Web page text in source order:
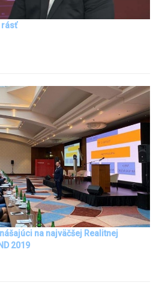
rásť
na najväčšej Realitnej
2019